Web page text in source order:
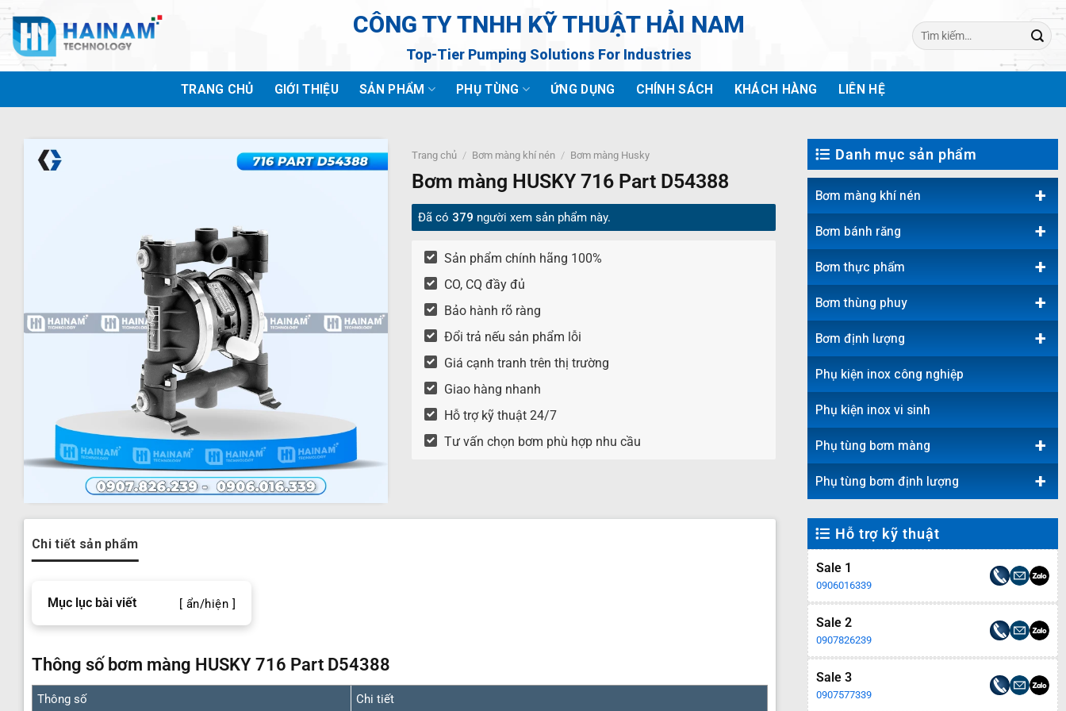
Bỏ
qua
nội
dung
CÔNG TY TNHH KỸ THUẬT HẢI NAM
Top-Tier Pumping Solutions For Industries
Tìm
kiếm:
TRANG CHỦ GIỚI THIỆU SẢN PHẨM PHỤ TÙNG ỨNG DỤNG CHÍNH SÁCH KHÁCH HÀNG LIÊN HỆ
Danh mục sản phẩm
Bơm màng khí nén +
Bơm bánh răng +
Bơm thực phẩm +
Bơm thùng phuy +
Bơm định lượng +
Phụ kiện inox công nghiệp
Phụ kiện inox vi sinh
Phụ tùng bơm màng +
Phụ tùng bơm định lượng +
Hỗ trợ kỹ thuật
Sale 1
0906016339
Sale 2
0907826239
Sale 3
0907577339
Trang chủ / Bơm màng khí nén / Bơm màng Husky
Bơm màng HUSKY 716 Part D54388
Đã có 379 người xem sản phẩm này.
Sản phẩm chính hãng 100%
CO, CQ đầy đủ
Bảo hành rõ ràng
Đổi trả nếu sản phẩm lỗi
Giá cạnh tranh trên thị trường
Giao hàng nhanh
Hỗ trợ kỹ thuật 24/7
Tư vấn chọn bơm phù hợp nhu cầu
Chi tiết sản phẩm
Mục lục bài viết [ ẩn/hiện ]
Thông số bơm màng HUSKY 716 Part D54388
Thông số
Chi tiết